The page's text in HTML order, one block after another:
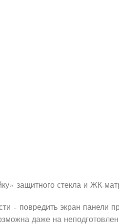
защитного стекла и ЖК-
– повредить экран панели
даже на